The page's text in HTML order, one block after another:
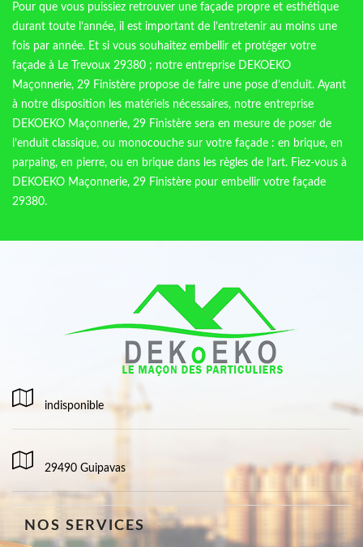
Pour que vous puissiez retrouver une façade propre et esthétique
durant toute l’année, il est important de l’entretenir au moins une
fois par année. Et si vous souhaitez embellir et protéger votre
façade à Le Trevoux 29380 ; notre entreprise DEKOEKO
Maçonnerie, 29 Finistère propose de faire une pose d’enduit. Ayant
à notre disposition les matériels nécessaires, notre entreprise
DEKOEKO Maçonnerie, 29 Finistère sera en mesure de poser de
l’enduit classique, ou monocouche sur votre façade : en brique, en
parpaing, en pierre, ou en brique dans les règles de l’art. Fiez-vous à
DEKOEKO Maçonnerie, 29 Finistère pour embellir votre façade
29380.
indisponible
29490 Guipavas
NOS SERVICES